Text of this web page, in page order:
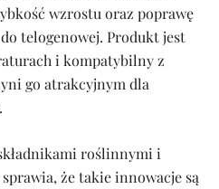
wzrostu oraz poprawę
telogenowej. Produkt jest
i kompatybilny z
go atrakcyjnym dla
roślinnymi i
że takie innowacje są